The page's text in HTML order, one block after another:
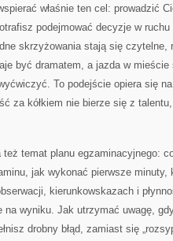
właśnie ten cel: prowadzić
podejmować decyzje w
skrzyżowania stają się czytelne,
być dramatem, a jazda w
To podejście opiera się
za kółkiem nie bierze się z
temat planu egzaminacyjnego:
jak wykonać pierwsze minuty,
kierunkowskazach i
na wyniku. Jak utrzymać uwagę,
drobny błąd, zamiast się